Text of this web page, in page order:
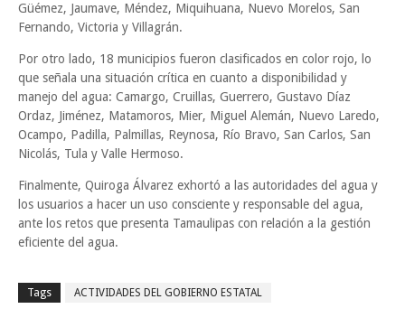
Güémez, Jaumave, Méndez, Miquihuana, Nuevo Morelos, San
Fernando, Victoria y Villagrán.
Por otro lado, 18 municipios fueron clasificados en color rojo, lo
que señala una situación crítica en cuanto a disponibilidad y
manejo del agua: Camargo, Cruillas, Guerrero, Gustavo Díaz
Ordaz, Jiménez, Matamoros, Mier, Miguel Alemán, Nuevo Laredo,
Ocampo, Padilla, Palmillas, Reynosa, Río Bravo, San Carlos, San
Nicolás, Tula y Valle Hermoso.
Finalmente, Quiroga Álvarez exhortó a las autoridades del agua y
los usuarios a hacer un uso consciente y responsable del agua,
ante los retos que presenta Tamaulipas con relación a la gestión
eficiente del agua.
Tags ACTIVIDADES DEL GOBIERNO ESTATAL